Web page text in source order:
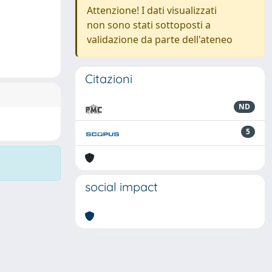
Attenzione! I dati visualizzati
non sono stati sottoposti a
validazione da parte dell'ateneo
Citazioni
ND
5
social impact